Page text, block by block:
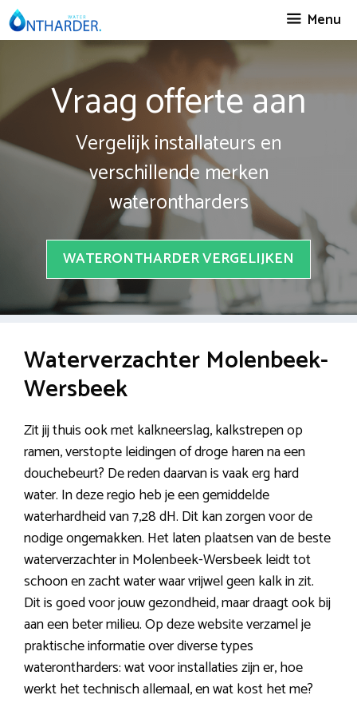
Spring
naar
Menu
Vraag offerte aan
Vergelijk installateurs en
verschillende merken
waterontharders
WATERONTHARDER VERGELIJKEN
Waterverzachter Molenbeek-
Wersbeek
Zit jij thuis ook met kalkneerslag, kalkstrepen op
ramen, verstopte leidingen of droge haren na een
douchebeurt? De reden daarvan is vaak erg hard
water. In deze regio heb je een gemiddelde
waterhardheid van 7,28 dH. Dit kan zorgen voor de
nodige ongemakken. Het laten plaatsen van de beste
waterverzachter in Molenbeek-Wersbeek leidt tot
schoon en zacht water waar vrijwel geen kalk in zit.
Dit is goed voor jouw gezondheid, maar draagt ook bij
aan een beter milieu. Op deze website verzamel je
praktische informatie over diverse types
waterontharders: wat voor installaties zijn er, hoe
werkt het technisch allemaal, en wat kost het me?